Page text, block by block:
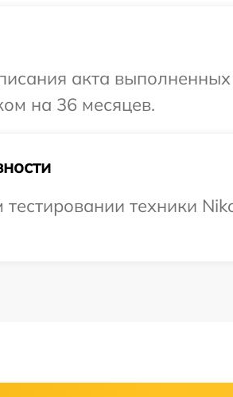
акта
на 36 месяцев.
техники